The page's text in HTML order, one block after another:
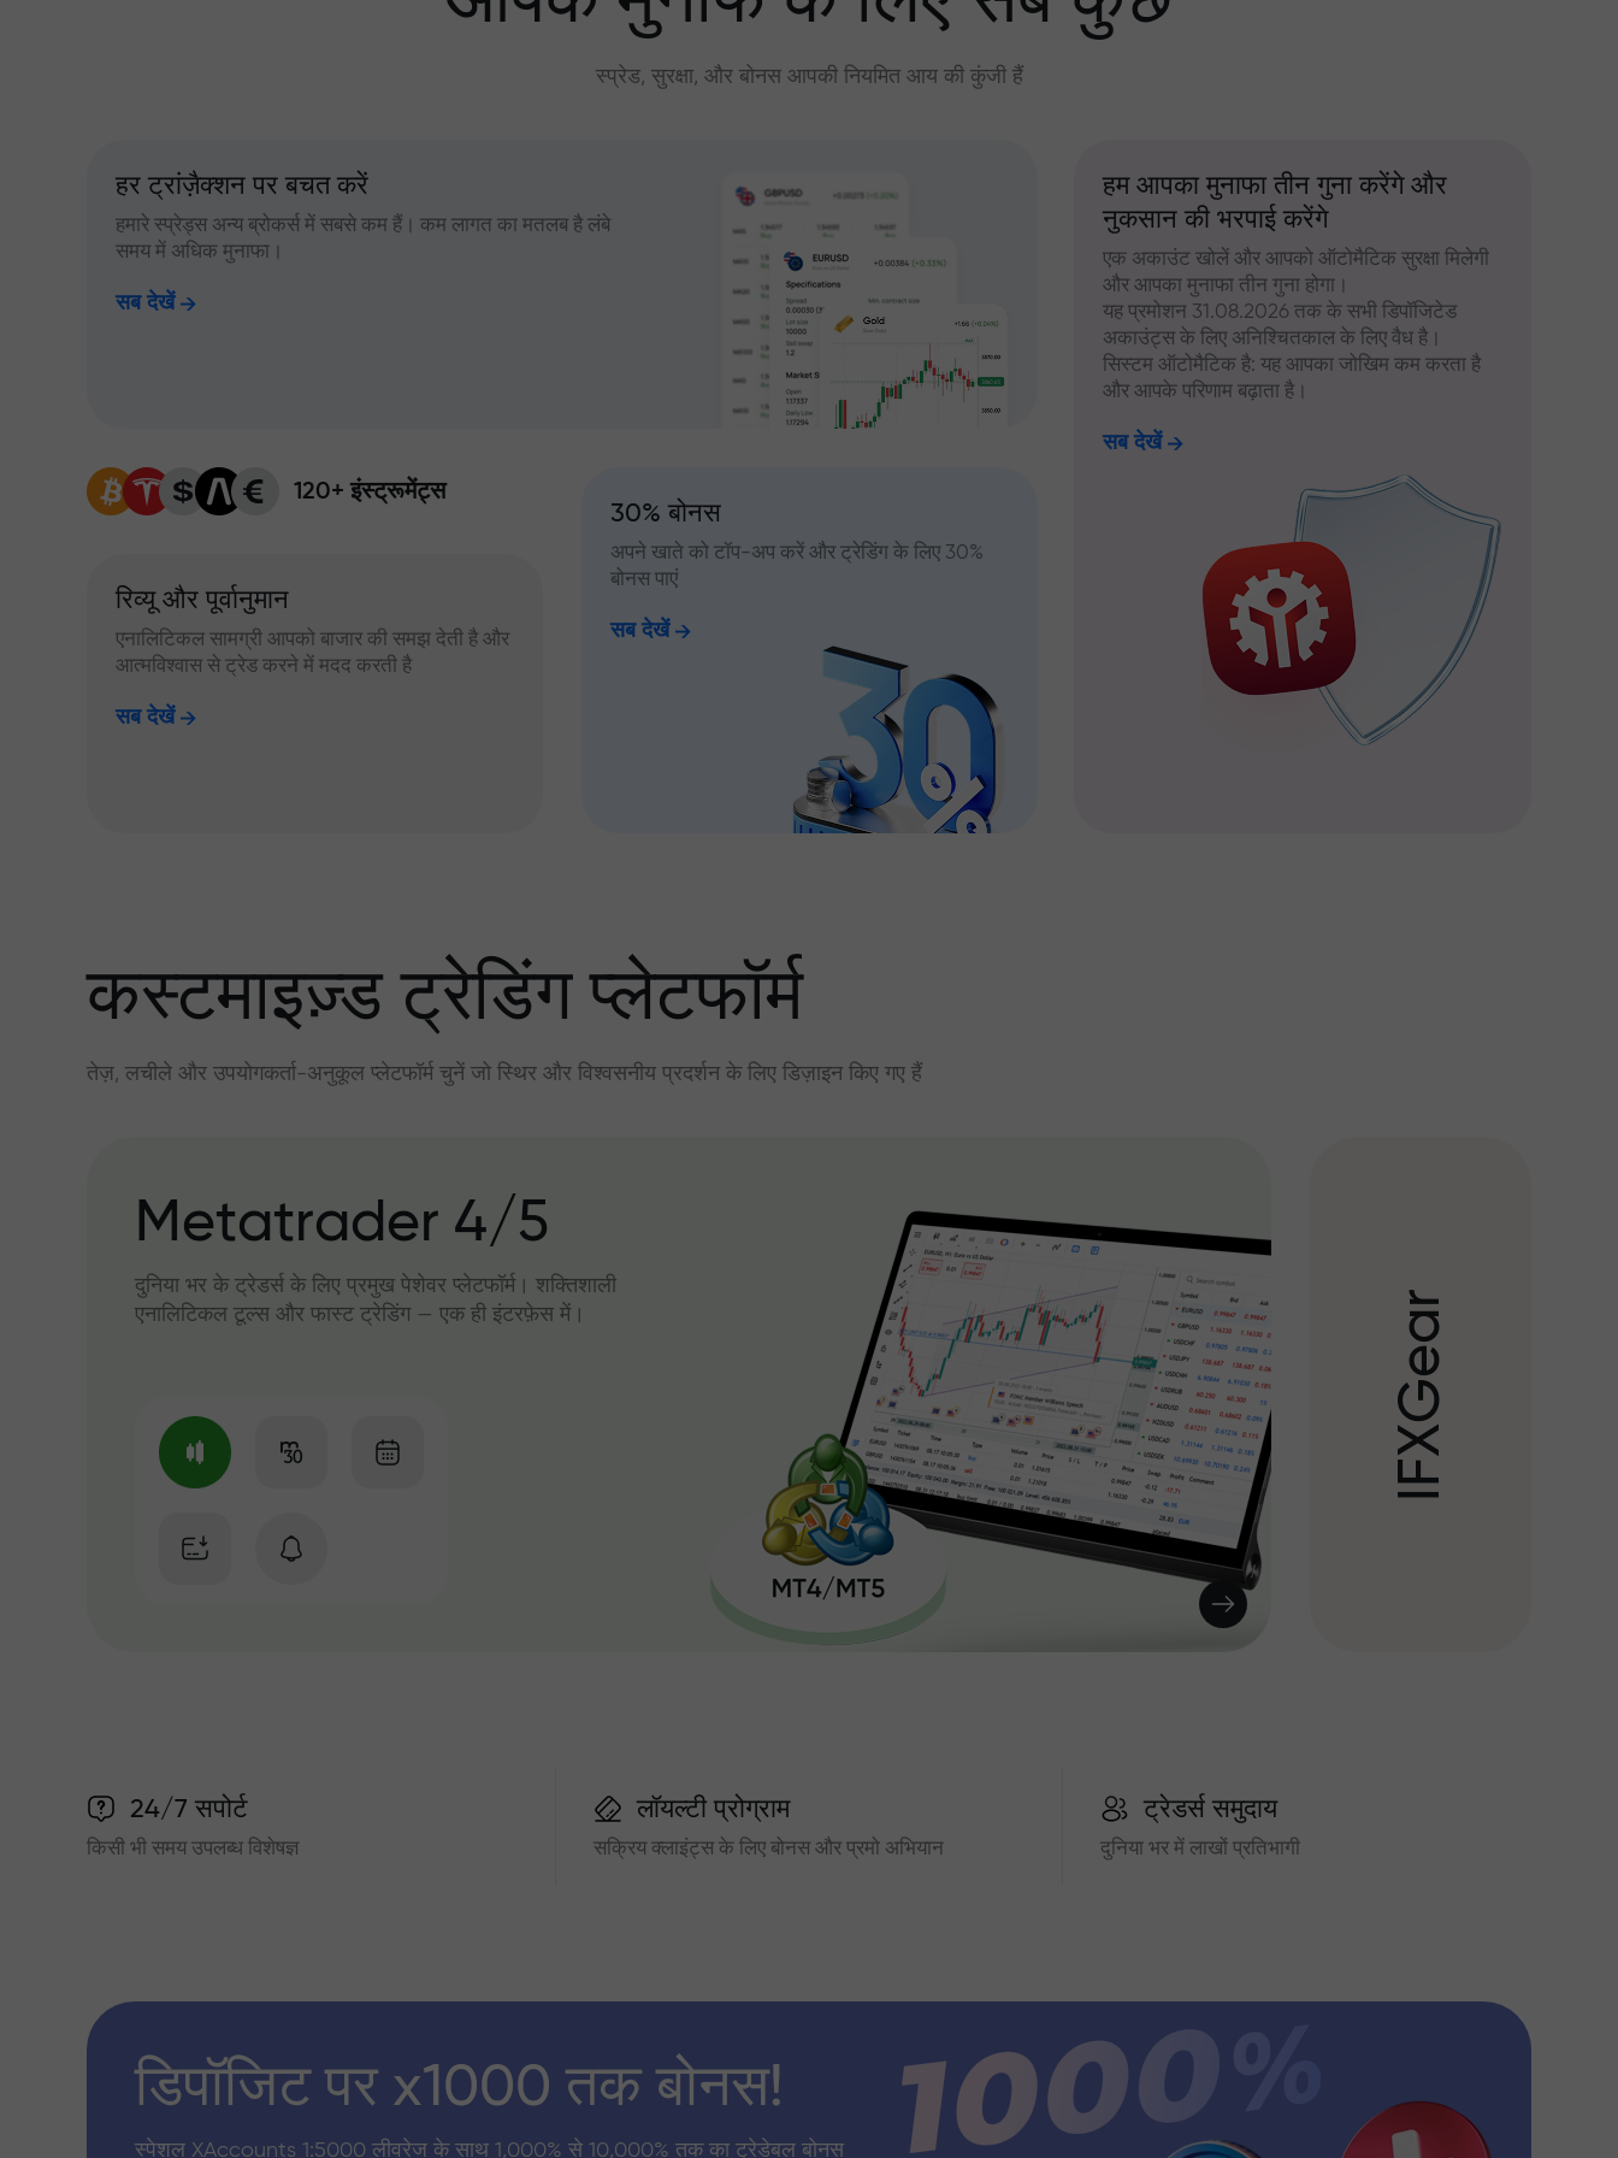
स्प्रेड, सुरक्षा, और बोनस आपकी नियमित आय की कुंजी हैं
हर ट्रांज़ैक्शन पर बचत करें
हमारे स्प्रेड्स अन्य ब्रोकर्स में सबसे कम हैं। कम लागत का मतलब है लंबे
समय में अधिक मुनाफा।
सब देखें
120+ इंस्ट्रूमेंट्स
रिव्यू और पूर्वानुमान
एनालिटिकल सामग्री आपको बाजार की समझ देती है और
आत्मविश्वास से ट्रेड करने में मदद करती है
सब देखें
30% बोनस
अपने खाते को टॉप-अप करें और ट्रेडिंग के लिए 30%
बोनस पाएं
सब देखें
हम आपका मुनाफा तीन गुना करेंगे और
नुकसान की भरपाई करेंगे
एक अकाउंट खोलें और आपको ऑटोमैटिक सुरक्षा मिलेगी
और आपका मुनाफा तीन गुना होगा।
यह प्रमोशन 31.08.2026 तक के सभी डिपॉजिटेड
अकाउंट्स के लिए अनिश्चितकाल के लिए वैध है।
सिस्टम ऑटोमैटिक है: यह आपका जोखिम कम करता है
और आपके परिणाम बढ़ाता है।
सब देखें
कस्टमाइज़्ड ट्रेडिंग प्लेटफॉर्म
तेज़, लचीले और उपयोगकर्ता-अनुकूल प्लेटफॉर्म चुनें जो स्थिर और विश्वसनीय प्रदर्शन के लिए डिज़ाइन किए गए हैं
Metatrader 4/5
दुनिया भर के ट्रेडर्स के लिए प्रमुख पेशेवर प्लेटफॉर्म। शक्तिशाली
एनालिटिकल टूल्स और फास्ट ट्रेडिंग — एक ही इंटरफ़ेस में।
I
F
X
G
e
a
r
24/7 सपोर्ट
किसी भी समय उपलब्ध विशेषज्ञ
लॉयल्टी प्रोग्राम
सक्रिय क्लाइंट्स के लिए बोनस और प्रमो अभियान
ट्रेडर्स समुदाय
दुनिया भर में लाखों प्रतिभागी
डिपॉजिट पर x1000 तक बोनस!
स्पेशल XAccounts 1:5000 लीवरेज के साथ 1,000% से 10,000% तक का ट्रेडेबल बोनस